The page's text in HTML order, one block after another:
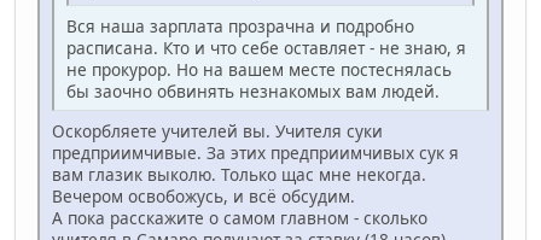
Вся наша зарплата прозрачна и подробно
расписана. Кто и что себе оставляет - не знаю, я
не прокурор. Но на вашем месте постеснялась
бы заочно обвинять незнакомых вам людей.
Оскорбляете учителей вы. Учителя суки
предприимчивые. За этих предприимчивых сук я
вам глазик выколю. Только щас мне некогда.
Вечером освобожусь, и всё обсудим.
А пока расскажите о самом главном - сколько